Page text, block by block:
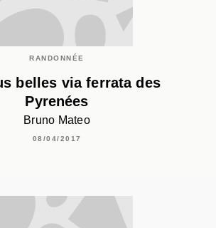
RANDONNÉE
belles via ferrata des
Pyrenées
Bruno Mateo
08/04/2017